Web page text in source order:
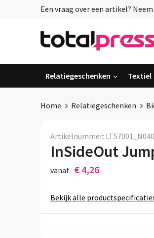
Een vraag over een artikel?
Relatiegeschenken Textiel
Home Relatiegeschenken
Artikelnummer:
InSideOut
vanaf € 4,26
Bekijk alle